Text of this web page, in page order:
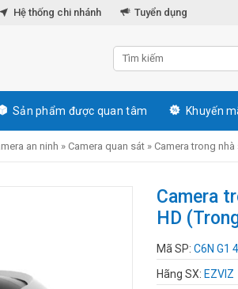
Hệ thống chi nhánh Tuyển dụng
Sản phẩm được quan tâm Khuyến
an ninh » Camera quan sát » Camera trong nhà
Camera
HD
Mã SP: C6N G1
Hãng SX: EZVIZ